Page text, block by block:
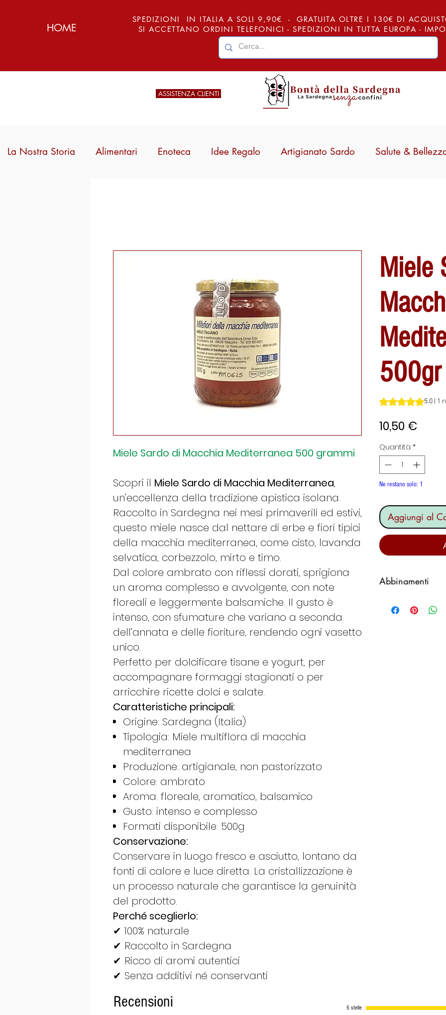
HOME
SPEDIZIONI IN ITALIA A SOLI 9,90€ - GRATUITA OLTRE I 130€ DI
SI ACCETTANO ORDINI TELEFONICI - SPEDIZIONI IN TUTTA EUROPA -
ASSISTENZA CLIENTI
La Nostra Storia Alimentari Enoteca Idee Regalo Artigianato Sardo Salute &
Miele Sardo di Macchia Mediterranea 500 grammi
Scopri il Miele Sardo di Macchia Mediterranea,
un’eccellenza della tradizione apistica isolana.
Raccolto in Sardegna nei mesi primaverili ed estivi,
questo miele nasce dal nettare di erbe e fiori tipici
della macchia mediterranea, come cisto, lavanda
selvatica, corbezzolo, mirto e timo.
Dal colore ambrato con riflessi dorati, sprigiona
un aroma complesso e avvolgente, con note
floreali e leggermente balsamiche. Il gusto è
intenso, con sfumature che variano a seconda
dell’annata e delle fioriture, rendendo ogni vasetto
unico.
Perfetto per dolcificare tisane e yogurt, per
accompagnare formaggi stagionati o per
arricchire ricette dolci e salate.
Caratteristiche principali:
Origine: Sardegna (Italia)
Tipologia: Miele multiflora di macchia
mediterranea
Produzione: artigianale, non pastorizzato
Colore: ambrato
Aroma: floreale, aromatico, balsamico
Gusto: intenso e complesso
Formati disponibile: 500g
Conservazione:
Conservare in luogo fresco e asciutto, lontano da
fonti di calore e luce diretta. La cristallizzazione è
un processo naturale che garantisce la genuinità
del prodotto.
Perché sceglierlo:
✔ 100% naturale
✔ Raccolto in Sardegna
✔ Ricco di aromi autentici
✔ Senza additivi né conservanti
Miele
500gr
Sulla base di 15.0 | 1
10,50 €
Quantità *
Ne restano solo: 1
Aggiungi al
Abbinamenti
assoluto in
Recensioni 5 stelle